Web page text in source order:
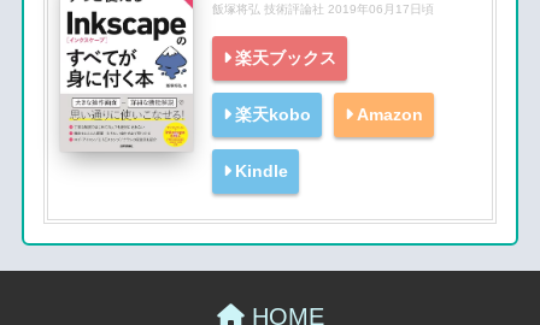
飯塚将弘 技術評論社 2019年06月17日頃
楽天ブックス
楽天kobo Amazon
Kindle
HOME